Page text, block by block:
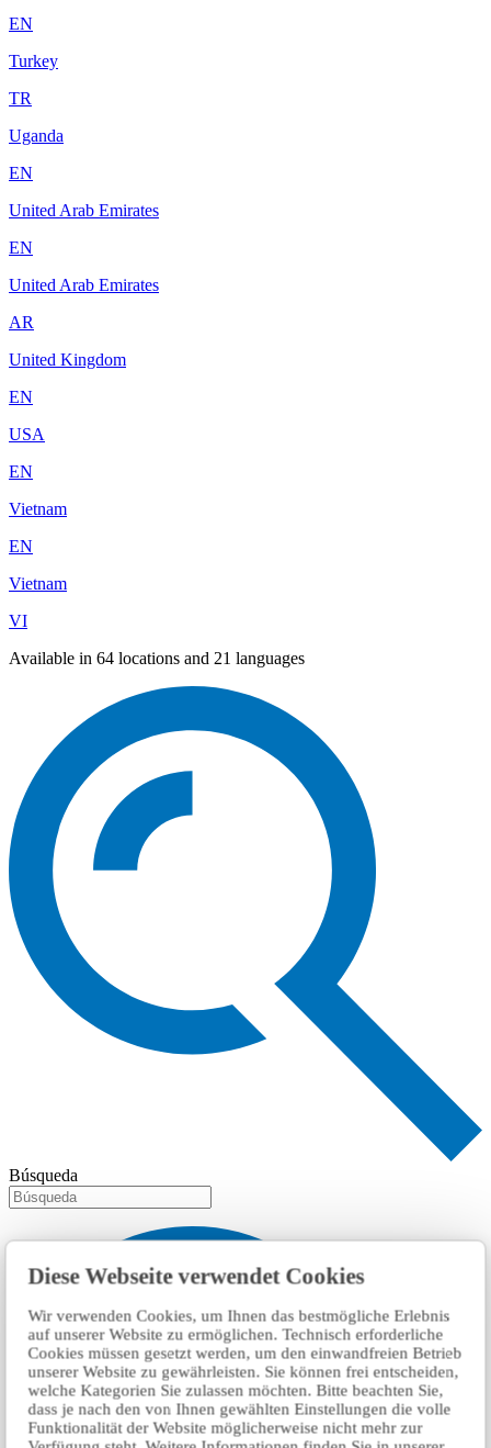
Diese Webseite verwendet Cookies
Wir verwenden Cookies, um Ihnen das bestmögliche Erlebnis
auf unserer Website zu ermöglichen. Technisch erforderliche
Cookies müssen gesetzt werden, um den einwandfreien Betrieb
unserer Website zu gewährleisten. Sie können frei entscheiden,
welche Kategorien Sie zulassen möchten. Bitte beachten Sie,
dass je nach den von Ihnen gewählten Einstellungen die volle
Funktionalität der Website möglicherweise nicht mehr zur
EN
Turkey
TR
Uganda
EN
United Arab Emirates
EN
United Arab Emirates
AR
United Kingdom
EN
USA
EN
Vietnam
EN
Vietnam
VI
Available in 64 locations and 21 languages
Búsqueda